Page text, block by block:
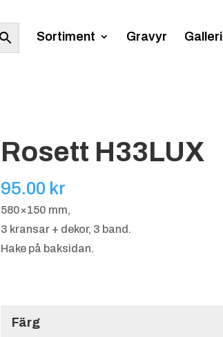
Sortiment Gravyr Galleri
Rosett H33LUX
95.00 kr
580×150 mm,
3 kransar + dekor, 3 band.
Hake på baksidan.
Färg